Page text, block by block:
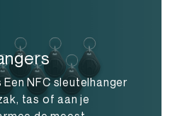
NFC sleutelhanger
tas of aan je